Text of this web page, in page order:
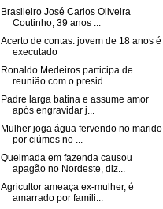
Brasileiro José Carlos Oliveira
Coutinho, 39 anos ...
Acerto de contas: jovem de 18 anos é
executado
Ronaldo Medeiros participa de
reunião com o presid...
Padre larga batina e assume amor
após engravidar j...
Mulher joga água fervendo no marido
por ciúmes no ...
Queimada em fazenda causou
apagão no Nordeste, diz...
Agricultor ameaça ex-mulher, é
amarrado por famili...